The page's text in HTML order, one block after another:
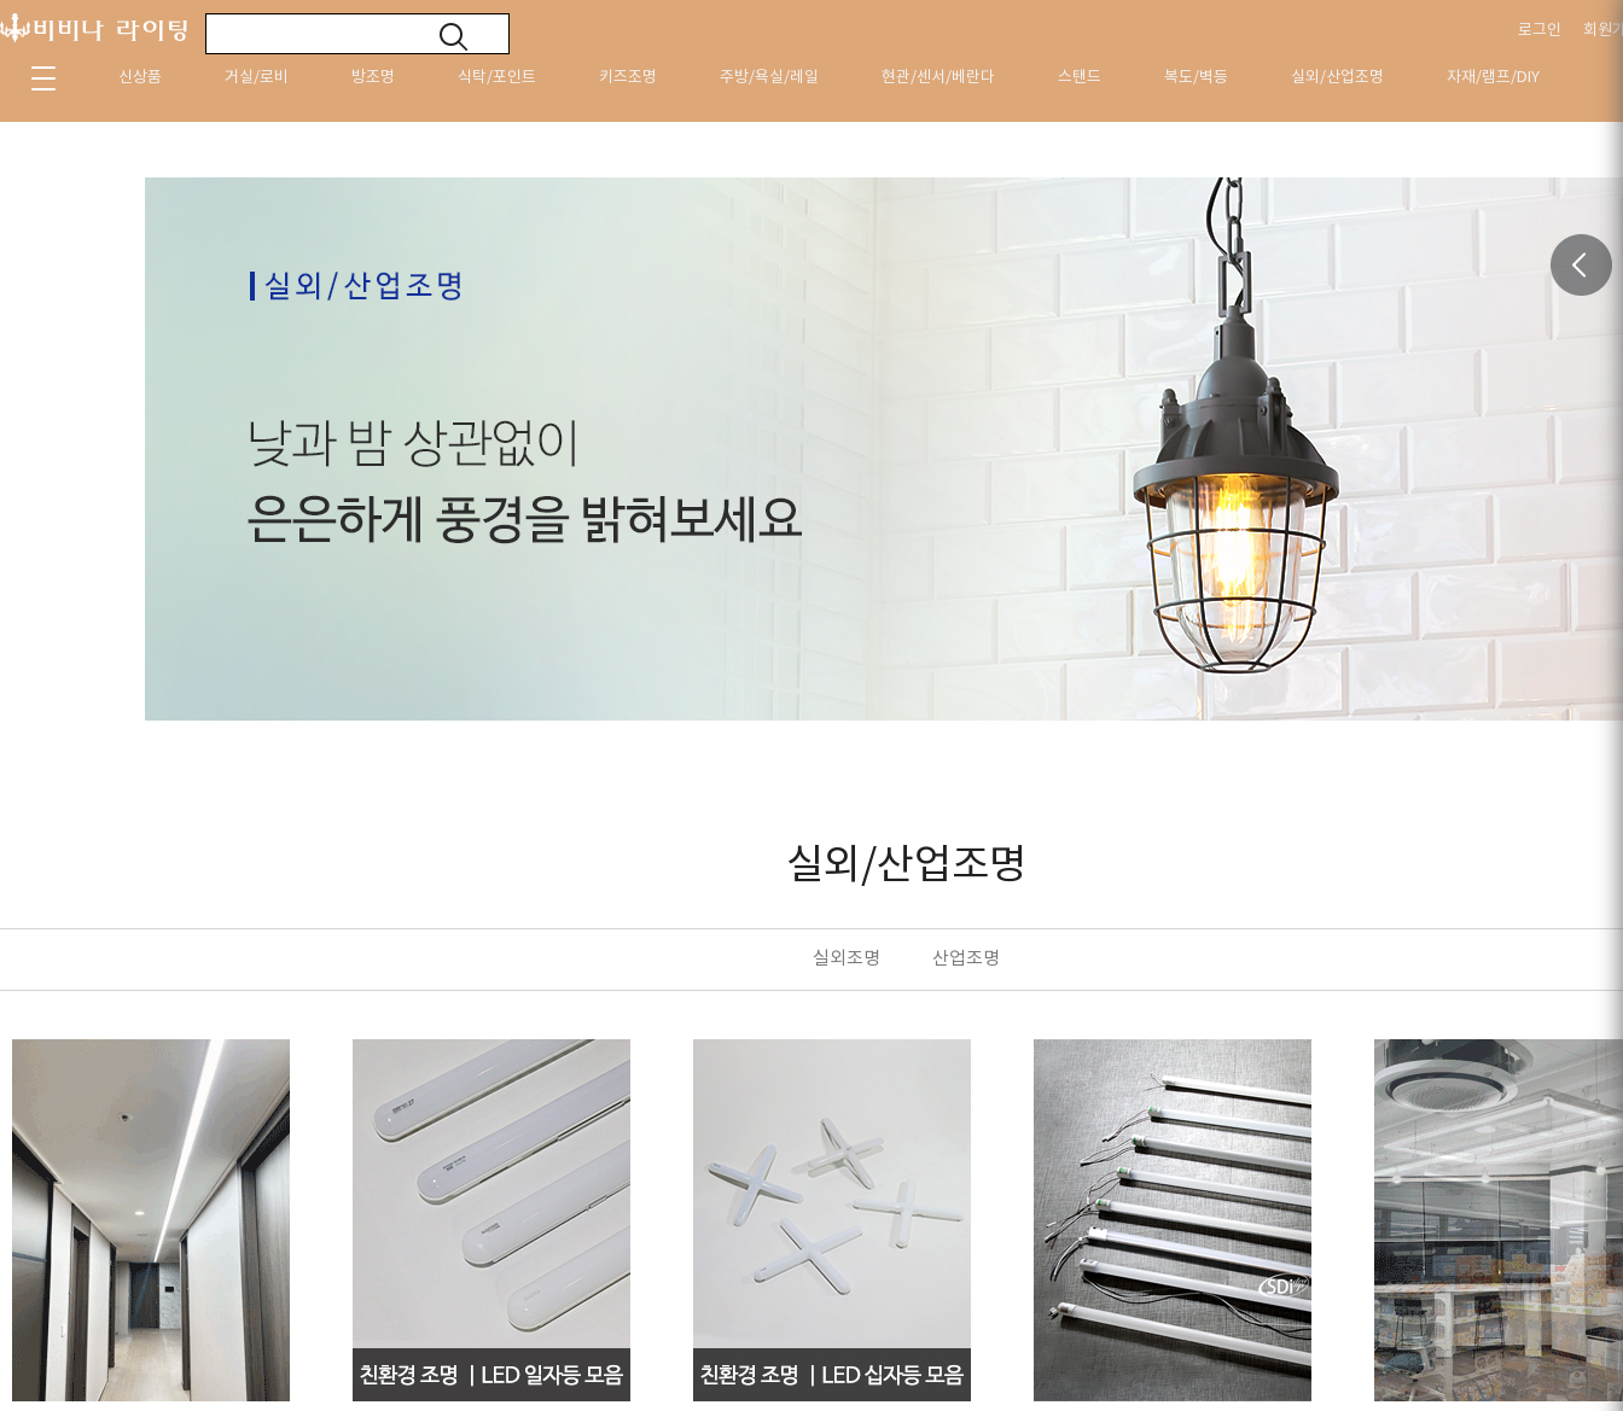
로그인 회원
신상품 거실/로비 방조명 식탁/포인트 키즈조명 주방/욕실/레일 현관/센서/베란다 스탠드 복도/벽등 실외/산업조명 자재/램프/DIY
실외/산업조명
실외조명 산업조명